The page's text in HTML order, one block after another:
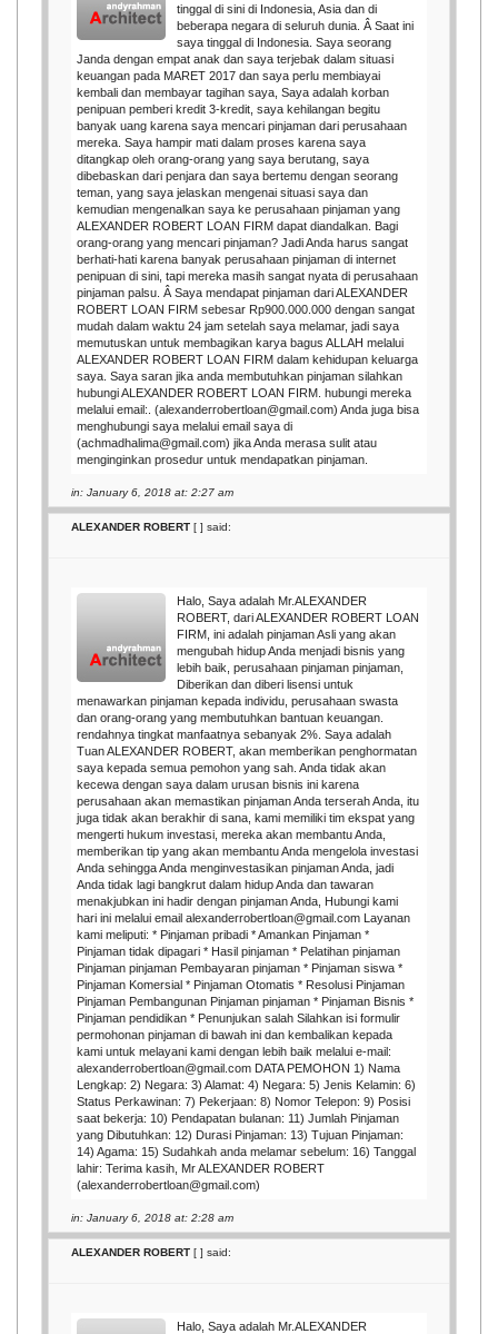
tinggal di sini di Indonesia, Asia dan di
beberapa negara di seluruh dunia. Â Saat ini
saya tinggal di Indonesia. Saya seorang
Janda dengan empat anak dan saya terjebak dalam situasi
keuangan pada MARET 2017 dan saya perlu membiayai
kembali dan membayar tagihan saya, Saya adalah korban
penipuan pemberi kredit 3-kredit, saya kehilangan begitu
banyak uang karena saya mencari pinjaman dari perusahaan
mereka. Saya hampir mati dalam proses karena saya
ditangkap oleh orang-orang yang saya berutang, saya
dibebaskan dari penjara dan saya bertemu dengan seorang
teman, yang saya jelaskan mengenai situasi saya dan
kemudian mengenalkan saya ke perusahaan pinjaman yang
ALEXANDER ROBERT LOAN FIRM dapat diandalkan. Bagi
orang-orang yang mencari pinjaman? Jadi Anda harus sangat
berhati-hati karena banyak perusahaan pinjaman di internet
penipuan di sini, tapi mereka masih sangat nyata di perusahaan
pinjaman palsu. Â Saya mendapat pinjaman dari ALEXANDER
ROBERT LOAN FIRM sebesar Rp900.000.000 dengan sangat
mudah dalam waktu 24 jam setelah saya melamar, jadi saya
memutuskan untuk membagikan karya bagus ALLAH melalui
ALEXANDER ROBERT LOAN FIRM dalam kehidupan keluarga
saya. Saya saran jika anda membutuhkan pinjaman silahkan
hubungi ALEXANDER ROBERT LOAN FIRM. hubungi mereka
melalui email:. (alexanderrobertloan@gmail.com) Anda juga bisa
menghubungi saya melalui email saya di
(achmadhalima@gmail.com) jika Anda merasa sulit atau
menginginkan prosedur untuk mendapatkan pinjaman.
in: January 6, 2018 at: 2:27 am
ALEXANDER ROBERT [] said:
Halo, Saya adalah Mr.ALEXANDER
ROBERT, dari ALEXANDER ROBERT LOAN
FIRM, ini adalah pinjaman Asli yang akan
mengubah hidup Anda menjadi bisnis yang
lebih baik, perusahaan pinjaman pinjaman,
Diberikan dan diberi lisensi untuk
menawarkan pinjaman kepada individu, perusahaan swasta
dan orang-orang yang membutuhkan bantuan keuangan.
rendahnya tingkat manfaatnya sebanyak 2%. Saya adalah
Tuan ALEXANDER ROBERT, akan memberikan penghormatan
saya kepada semua pemohon yang sah. Anda tidak akan
kecewa dengan saya dalam urusan bisnis ini karena
perusahaan akan memastikan pinjaman Anda terserah Anda, itu
juga tidak akan berakhir di sana, kami memiliki tim ekspat yang
mengerti hukum investasi, mereka akan membantu Anda,
memberikan tip yang akan membantu Anda mengelola investasi
Anda sehingga Anda menginvestasikan pinjaman Anda, jadi
Anda tidak lagi bangkrut dalam hidup Anda dan tawaran
menakjubkan ini hadir dengan pinjaman Anda, Hubungi kami
hari ini melalui email alexanderrobertloan@gmail.com Layanan
kami meliputi: * Pinjaman pribadi * Amankan Pinjaman *
Pinjaman tidak dipagari * Hasil pinjaman * Pelatihan pinjaman
Pinjaman pinjaman Pembayaran pinjaman * Pinjaman siswa *
Pinjaman Komersial * Pinjaman Otomatis * Resolusi Pinjaman
Pinjaman Pembangunan Pinjaman pinjaman * Pinjaman Bisnis *
Pinjaman pendidikan * Penunjukan salah Silahkan isi formulir
permohonan pinjaman di bawah ini dan kembalikan kepada
kami untuk melayani kami dengan lebih baik melalui e-mail:
alexanderrobertloan@gmail.com DATA PEMOHON 1) Nama
Lengkap: 2) Negara: 3) Alamat: 4) Negara: 5) Jenis Kelamin: 6)
Status Perkawinan: 7) Pekerjaan: 8) Nomor Telepon: 9) Posisi
saat bekerja: 10) Pendapatan bulanan: 11) Jumlah Pinjaman
yang Dibutuhkan: 12) Durasi Pinjaman: 13) Tujuan Pinjaman:
14) Agama: 15) Sudahkah anda melamar sebelum: 16) Tanggal
lahir: Terima kasih, Mr ALEXANDER ROBERT
(alexanderrobertloan@gmail.com)
in: January 6, 2018 at: 2:28 am
ALEXANDER ROBERT [] said:
Halo, Saya adalah Mr.ALEXANDER